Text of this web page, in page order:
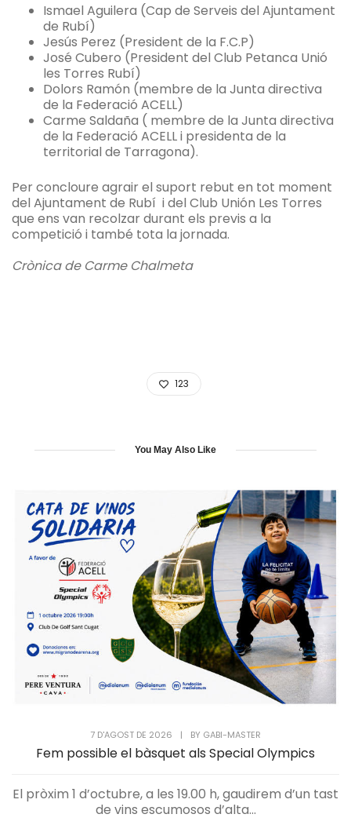
Ismael Aguilera (Cap de Serveis del Ajuntament
de Rubí)
Jesús Perez (President de la F.C.P)
José Cubero (President del Club Petanca Unió
les Torres Rubí)
Dolors Ramón (membre de la Junta directiva
de la Federació ACELL)
Carme Saldaña ( membre de la Junta directiva
de la Federació ACELL i presidenta de la
territorial de Tarragona).
Per concloure agrair el suport rebut en tot moment
del Ajuntament de Rubí i del Club Unión Les Torres
que ens van recolzar durant els previs a la
competició i també tota la jornada.
Crònica de Carme Chalmeta
123
You May Also Like
7 D'AGOST DE 2026 | BY GABI-MASTER
Fem possible el bàsquet als Special Olympics
El pròxim 1 d’octubre, a les 19.00 h, gaudirem d’un tast
de vins escumosos d’alta...